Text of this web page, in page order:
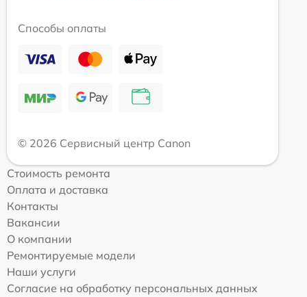
Способы оплаты
© 2026 Сервисный центр Canon
Стоимость ремонта
Оплата и доставка
Контакты
Вакансии
О компании
Ремонтируемые модели
Наши услуги
Согласие на обработку персональных данных